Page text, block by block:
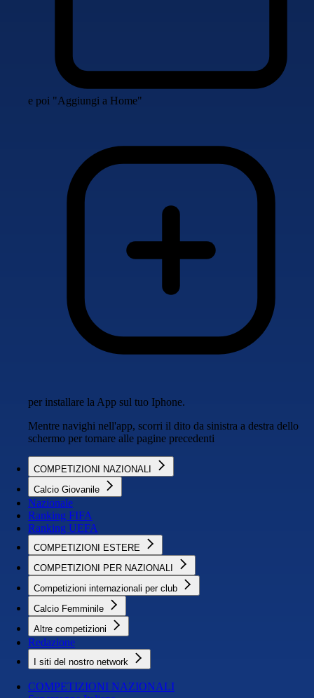
e poi "Aggiungi a Home"
per installare la App sul tuo Iphone.
Mentre navighi nell'app, scorri il dito da sinistra a destra dello
schermo per tornare alle pagine precedenti
COMPETIZIONI NAZIONALI
Calcio Giovanile
Nazionale
Ranking FIFA
Ranking UEFA
COMPETIZIONI ESTERE
COMPETIZIONI PER NAZIONALI
Competizioni internazionali per club
Calcio Femminile
Altre competizioni
Redazione
I siti del nostro network
COMPETIZIONI NAZIONALI